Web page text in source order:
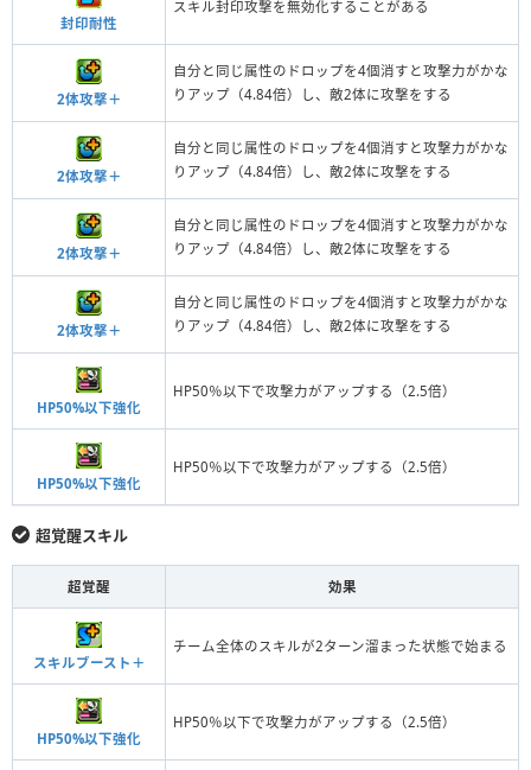
封印耐性
スキル封印攻撃を無効化することがある
2体攻撃＋
自分と同じ属性のドロップを4個消すと攻撃力がかな
りアップ（4.84倍）し、敵2体に攻撃をする
2体攻撃＋
自分と同じ属性のドロップを4個消すと攻撃力がかな
りアップ（4.84倍）し、敵2体に攻撃をする
2体攻撃＋
自分と同じ属性のドロップを4個消すと攻撃力がかな
りアップ（4.84倍）し、敵2体に攻撃をする
2体攻撃＋
自分と同じ属性のドロップを4個消すと攻撃力がかな
りアップ（4.84倍）し、敵2体に攻撃をする
HP50%以下強化
HP50％以下で攻撃力がアップする（2.5倍）
HP50%以下強化
HP50％以下で攻撃力がアップする（2.5倍）
超覚醒スキル
超覚醒 効果
スキルブースト＋
チーム全体のスキルが2ターン溜まった状態で始まる
HP50%以下強化
HP50％以下で攻撃力がアップする（2.5倍）